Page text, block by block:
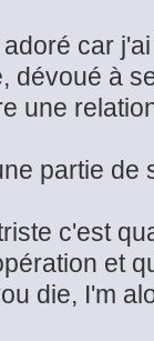
car
dévoué à
une
partie de
c'est
et
die, I'm